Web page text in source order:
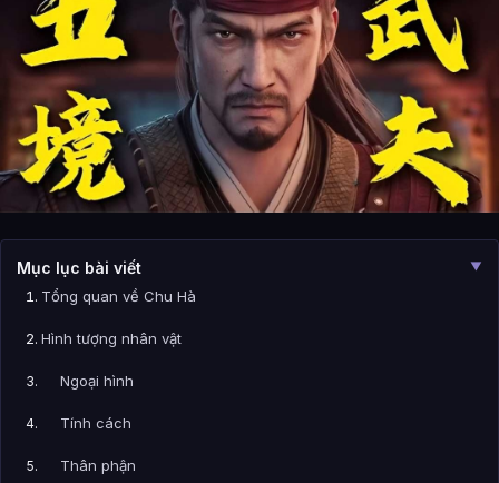
Mục lục bài viết ▼
Tổng quan về Chu Hà
Hình tượng nhân vật
Ngoại hình
Tính cách
Thân phận